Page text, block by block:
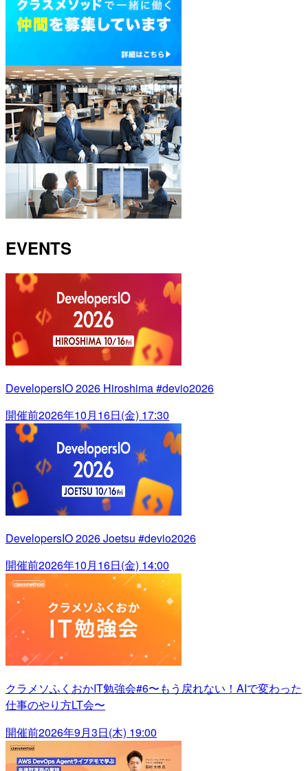
EVENTS
DevelopersIO 2026 Hiroshima #devio2026
開催前2026年10月16日(金) 17:30
DevelopersIO 2026 Joetsu #devio2026
開催前2026年10月16日(金) 14:00
クラメソふくおかIT勉強会#6〜もう戻れない！AIで変わった
仕事のやり方LT会〜
開催前2026年9月3日(木) 19:00